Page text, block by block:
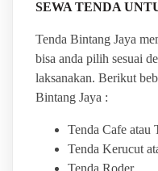
SEWA TENDA
Tenda Bintang Jaya
bisa anda pilih sesuai
laksanakan. Berikut
Bintang Jaya :
Tenda Cafe atau
Tenda Kerucut
Tenda Roder